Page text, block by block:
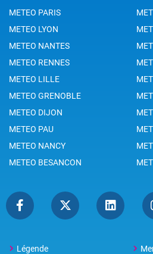
METEO PARIS
METEO LYON
METEO NANTES
METEO RENNES
METEO LILLE
METEO GRENOBLE
METEO DIJON
METEO PAU
METEO NANCY
METEO BESANCON
Légende